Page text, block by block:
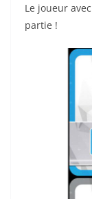
Le joueur
partie !